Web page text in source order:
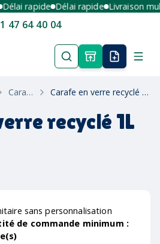
rapide Délai rapide Livraison
47 64 40 04
Carafes Carafe en verre recyclé 1L PICCA
recyclé 1L
sans personnalisation
de commande minimum :